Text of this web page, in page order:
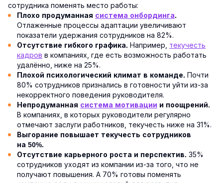
сотрудника поменять место работы:
Плохо продуманная система онбординга.
Отлаженные процессы адаптации увеличивают
показатели удержания сотрудников на 82%.
Отсутствие гибкого графика. Например, текучесть
кадров в компаниях, где есть возможность работать
удалённо, ниже на 25%.
Плохой психологический климат в команде. Почти
80% сотрудников признались в готовности уйти из-за
некорректного поведения руководителя.
Непродуманная система мотивации и поощрений.
В компаниях, в которых руководители регулярно
отмечают заслуги работников, текучесть ниже на 31%.
Выгорание повышает текучесть сотрудников
на 50%.
Отсутствие карьерного роста и перспектив. 35%
сотрудников уходят из компании из-за того, что не
получают повышения. А 70% готовы поменять